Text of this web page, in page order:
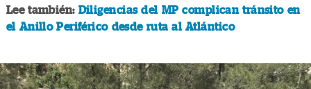
Lee también:Diligencias del MP complican tránsito en
el Anillo Periférico desde ruta al Atlántico